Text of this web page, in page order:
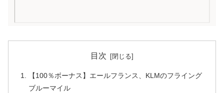
目次
【100％ボーナス】エールフランス、KLMのフライング
ブルーマイル